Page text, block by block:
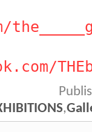
,